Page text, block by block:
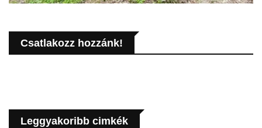
Csatlakozz hozzánk!
Leggyakoribb cimkék